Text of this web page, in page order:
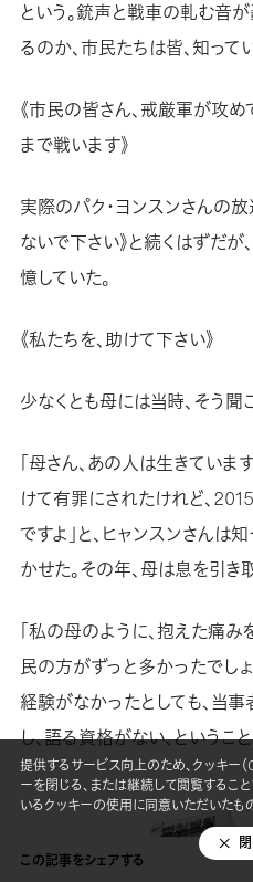
という。銃声と戦車の軋む音
るのか、市民たちは皆、知って
《市民の皆さん、戒厳軍が攻
まで戦います》
実際のパク・ヨンスンさんの放
ないで下さい》と続くはずだが
憶していた。
《私たちを、助けて下さい》
少なくとも母には当時、そう聞
「母さん、あの人は生きていま
けて有罪にされたけれど、
ですよ」と、ヒャンスンさんは
かせた。その年、母は息を引き
「私の母のように、抱えた痛
民の方がずっと多かったでし
経験がなかったとしても、当
し、語る資格がない、というこ
この記事をシェアする
提供するサービス向上のため、クッキー
ーを閉じる、または継続して閲覧すること
いるクッキーの使用に同意いただいたも